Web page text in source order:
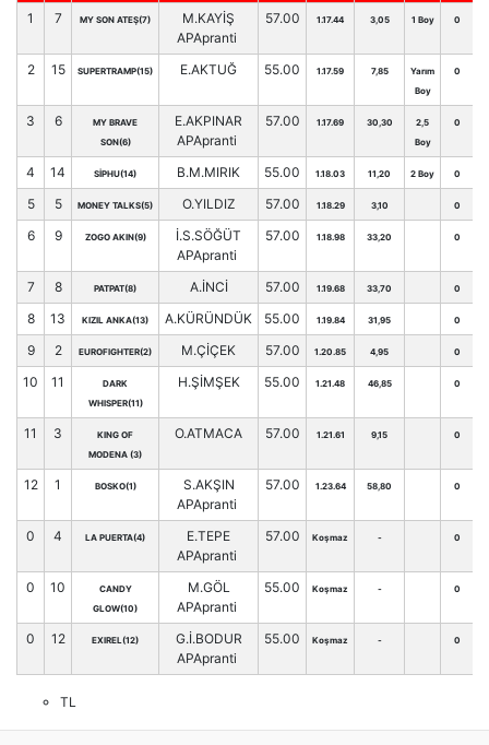
1
7 MY SON ATEŞ(7)
M.KAYİŞ
APApranti
57.00 1.17.44 3,05 1 Boy 0
2 15 SUPERTRAMP(15) E.AKTUĞ 55.00 1.17.59 7,85
Yarım
Boy
0
3 6
MY BRAVE
SON(6)
E.AKPINAR
APApranti
57.00 1.17.69 30,30
2,5
Boy
0
4 14 SİPHU(14) B.M.MIRIK 55.00 1.18.03 11,20 2 Boy 0
5 5 MONEY TALKS(5) O.YILDIZ 57.00 1.18.29 3,10 0
6 9 ZOGO AKIN(9)
İ.S.SÖĞÜT
APApranti
57.00 1.18.98 33,20 0
7 8 PATPAT(8) A.İNCİ 57.00 1.19.68 33,70 0
8 13 KIZIL ANKA(13) A.KÜRÜNDÜK 55.00 1.19.84 31,95 0
9 2 EUROFIGHTER(2) M.ÇİÇEK 57.00 1.20.85 4,95 0
10 11
DARK
WHISPER(11)
H.ŞİMŞEK 55.00 1.21.48 46,85 0
11 3
KING OF
MODENA (3)
O.ATMACA 57.00 1.21.61 9,15 0
12 1 BOSKO(1)
S.AKŞIN
APApranti
57.00 1.23.64 58,80 0
0 4 LA PUERTA(4)
E.TEPE
APApranti
57.00 Koşmaz - 0
0 10
CANDY
GLOW(10)
M.GÖL
APApranti
55.00 Koşmaz - 0
0 12 EXIREL(12)
G.İ.BODUR
APApranti
55.00 Koşmaz - 0
TL